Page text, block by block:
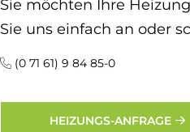
Sie möchten Ihre
Sie uns einfach an oder
(0 71 61) 9 84 85-0
HEIZUNGS-ANFRAGE